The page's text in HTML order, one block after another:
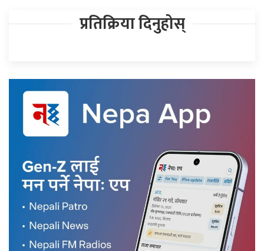
प्रतिक्रिया दिनुहोस्